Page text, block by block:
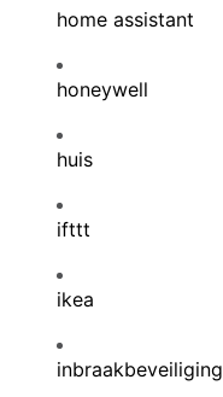
home assistant
honeywell
huis
ifttt
ikea
inbraakbeveiliging